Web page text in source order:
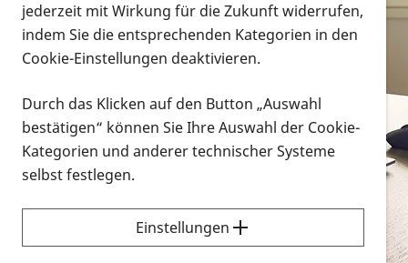
Infomaterial
Infomaterial
Vorlesen
Alle Infomaterialien in verschiedenen
Formaten an einem Ort
Sie möchten wissen, wie Sie nach Infonmaterial
suchen und dieses bestellen bzw. herunterladen
können? Schauen Sie sich dieErklärvideos zum
jederzeit mit Wirkung für die Zukunft widerrufen,
indem Sie die entsprechenden Kategorien in den
Cookie-Einstellungen deaktivieren.
Durch das Klicken auf den Button „Auswahl
bestätigen“ können Sie Ihre Auswahl der Cookie-
Kategorien und anderer technischer Systeme
selbst festlegen.
Einstellungen